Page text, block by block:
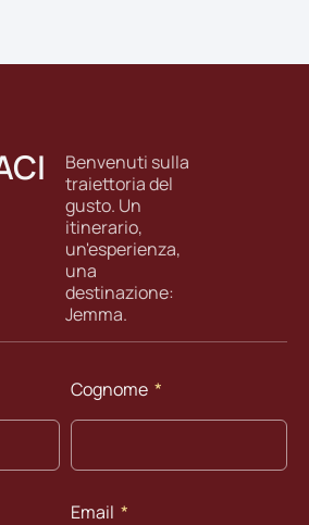
Benvenuti sulla
traiettoria del
gusto. Un
itinerario,
un'esperienza,
una
destinazione:
Jemma.
Cognome
Email